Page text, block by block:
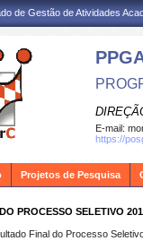
de Gestão de Atividades
E-mail:
https://
Projetos de Pesquisa
PROCESSO SELETIVO
Final do Processo